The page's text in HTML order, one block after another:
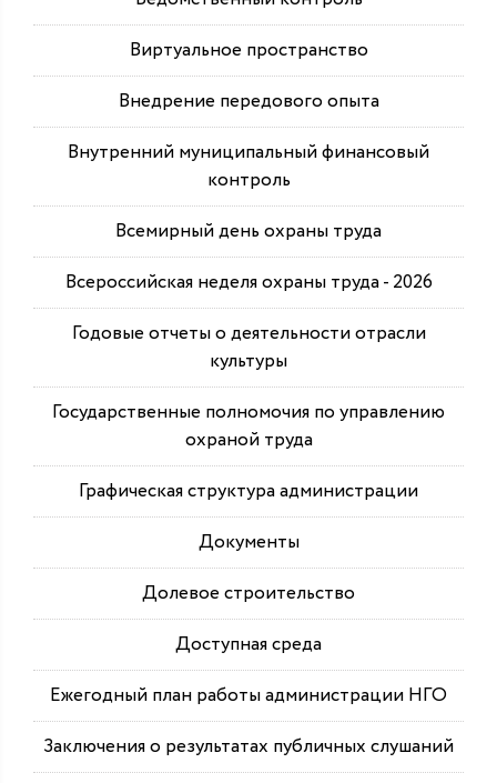
Виртуальное пространство
Внедрение передового опыта
Внутренний муниципальный финансовый
контроль
Всемирный день охраны труда
Всероссийская неделя охраны труда - 2026
Годовые отчеты о деятельности отрасли
культуры
Государственные полномочия по управлению
охраной труда
Графическая структура администрации
Документы
Долевое строительство
Доступная среда
Ежегодный план работы администрации НГО
Заключения о результатах публичных слушаний